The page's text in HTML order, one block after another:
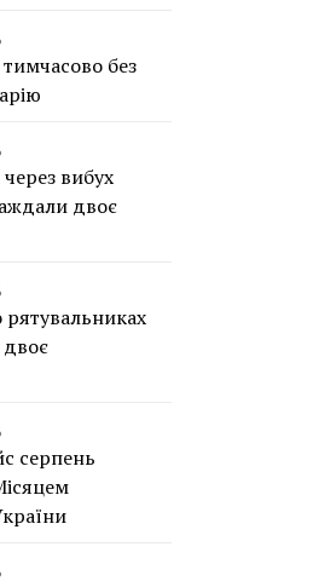
без
вибух
двоє
двоє
серпень